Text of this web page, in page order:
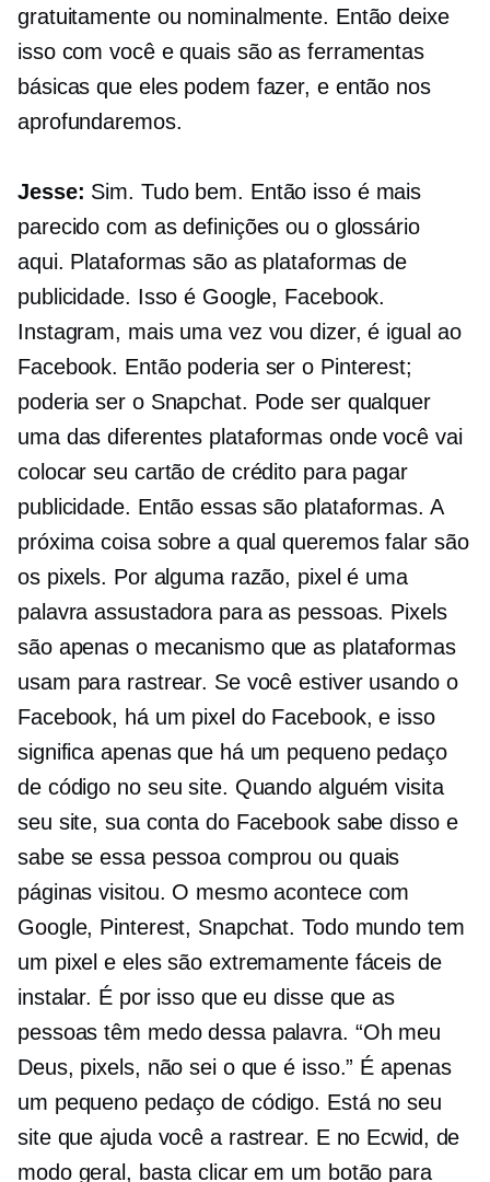
gratuitamente ou nominalmente. Então deixe
isso com você e quais são as ferramentas
básicas que eles podem fazer, e então nos
aprofundaremos.
Jesse: Sim. Tudo bem. Então isso é mais
parecido com as definições ou o glossário
aqui. Plataformas são as plataformas de
publicidade. Isso é Google, Facebook.
Instagram, mais uma vez vou dizer, é igual ao
Facebook. Então poderia ser o Pinterest;
poderia ser o Snapchat. Pode ser qualquer
uma das diferentes plataformas onde você vai
colocar seu cartão de crédito para pagar
publicidade. Então essas são plataformas. A
próxima coisa sobre a qual queremos falar são
os pixels. Por alguma razão, pixel é uma
palavra assustadora para as pessoas. Pixels
são apenas o mecanismo que as plataformas
usam para rastrear. Se você estiver usando o
Facebook, há um pixel do Facebook, e isso
significa apenas que há um pequeno pedaço
de código no seu site. Quando alguém visita
seu site, sua conta do Facebook sabe disso e
sabe se essa pessoa comprou ou quais
páginas visitou. O mesmo acontece com
Google, Pinterest, Snapchat. Todo mundo tem
um pixel e eles são extremamente fáceis de
instalar. É por isso que eu disse que as
pessoas têm medo dessa palavra. “Oh meu
Deus, pixels, não sei o que é isso.” É apenas
um pequeno pedaço de código. Está no seu
site que ajuda você a rastrear. E no Ecwid, de
modo geral, basta clicar em um botão para